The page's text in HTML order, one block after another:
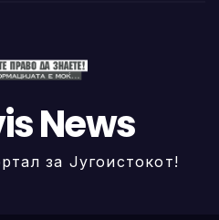
News
за Југоистокот!